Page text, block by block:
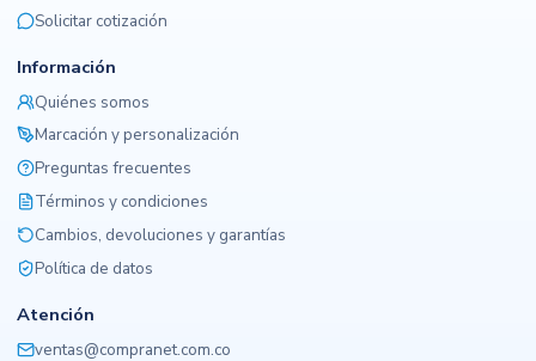
Solicitar cotización
Información
Quiénes somos
Marcación y personalización
Preguntas frecuentes
Términos y condiciones
Cambios, devoluciones y garantías
Política de datos
Atención
ventas@compranet.com.co